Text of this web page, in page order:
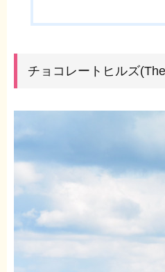
チョコレートヒルズ